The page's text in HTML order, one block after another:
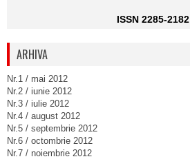
ISSN 2285-2182
ARHIVA
Nr.1 / mai 2012
Nr.2 / iunie 2012
Nr.3 / iulie 2012
Nr.4 / august 2012
Nr.5 / septembrie 2012
Nr.6 / octombrie 2012
Nr.7 / noiembrie 2012